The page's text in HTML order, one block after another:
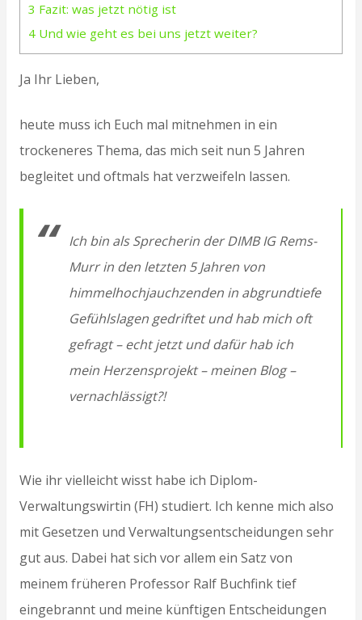
3 Fazit: was jetzt nötig ist
4 Und wie geht es bei uns jetzt weiter?
Ja Ihr Lieben,
heute muss ich Euch mal mitnehmen in ein
trockeneres Thema, das mich seit nun 5 Jahren
begleitet und oftmals hat verzweifeln lassen.
Ich bin als Sprecherin der DIMB IG Rems-
Murr in den letzten 5 Jahren von
himmelhochjauchzenden in abgrundtiefe
Gefühlslagen gedriftet und hab mich oft
gefragt – echt jetzt und dafür hab ich
mein Herzensprojekt – meinen Blog –
vernachlässigt?!
Wie ihr vielleicht wisst habe ich Diplom-
Verwaltungswirtin (FH) studiert. Ich kenne mich also
mit Gesetzen und Verwaltungsentscheidungen sehr
gut aus. Dabei hat sich vor allem ein Satz von
meinem früheren Professor Ralf Buchfink tief
eingebrannt und meine künftigen Entscheidungen